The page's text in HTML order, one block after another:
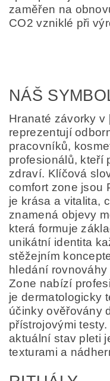
zaměřen na
CO2 vzniklé při
NÁŠ
Hranaté závorky v
reprezentují
pracovníků,
profesionálů, kteří
zdraví. Klíčová
comfort zone jsou
je krása a vitalita,
znamená objevy
která formuje
unikátní identita
stěžejním
hledání
Zone nabízí
je dermatologicky
účinky ověřovány
přístrojovými
aktuální stav pleti
texturami a